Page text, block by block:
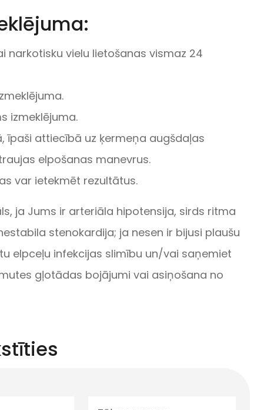
narkotisku vielu lietošanas vismaz 24
izmeklējuma.
īpaši attiecībā uz ķermeņa augšdaļas
elpošanas manevrus.
var ietekmēt rezultātus.
ja Jums ir arteriāla hipotensija, sirds ritma
stenokardija; ja nesen ir bijusi plaušu
elpceļu infekcijas slimību un/vai saņemiet
gļotādas bojājumi vai asiņošana no